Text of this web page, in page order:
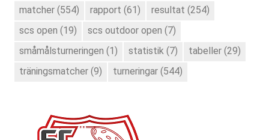
matcher (554) rapport (61) resultat (254)
scs open (19) scs outdoor open (7)
småmålsturneringen (1) statistik (7) tabeller (29)
träningsmatcher (9) turneringar (544)